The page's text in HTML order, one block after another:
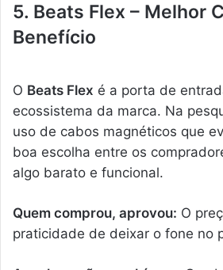
5. Beats Flex – Melhor
Benefício
O Beats Flex é a porta de
ecossistema da marca. Na
uso de cabos magnéticos que
boa escolha entre os
algo barato e funcional.
Quem comprou, aprovou: O
praticidade de deixar o fone no